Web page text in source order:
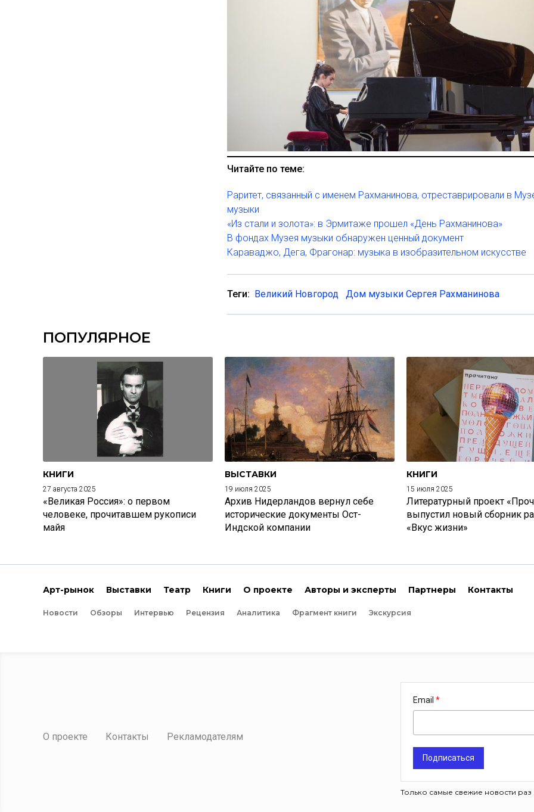
Читайте по теме:
Раритет, связанный с именем Рахманинова, отреставрировали в
музыки
«Из стали и золота»: в Эрмитаже прошел «День Рахманинова»
В фондах Музея музыки обнаружен ценный документ
Караваджо, Дега, Фрагонар: музыка в изобразительном искусстве
Теги: Великий Новгород Дом музыки Сергея Рахманинова
ПОПУЛЯРНОЕ
КНИГИ
27 августа 2025
«Великая Россия»: о первом
человеке, прочитавшем рукописи
майя
ВЫСТАВКИ
19 июля 2025
Архив Нидерландов вернул себе
исторические документы Ост-
Индской компании
КНИГИ
15 июля 2025
Литературный проект
выпустил новый сборник
«Вкус жизни»
Арт-рынок Выставки Театр Книги О проекте Авторы и эксперты Партнеры Контакты
Новости Обзоры Интервью Рецензия Аналитика Фрагмент книги Экскурсия
О проекте Контакты Рекламодателям
Email
Подписаться
Только самые свежие новости